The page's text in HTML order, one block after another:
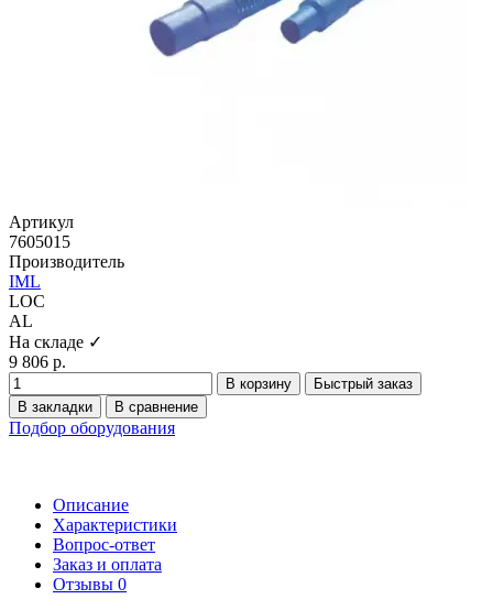
Артикул
7605015
Производитель
IML
LOC
AL
На складе ✓
9 806 р.
В корзину
Быстрый заказ
В закладки
В сравнение
Подбор оборудования
Описание
Характеристики
Вопрос-ответ
Заказ и оплата
Отзывы 0